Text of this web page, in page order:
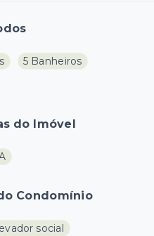
5 Banheiros
do Imóvel
Condomínio
social